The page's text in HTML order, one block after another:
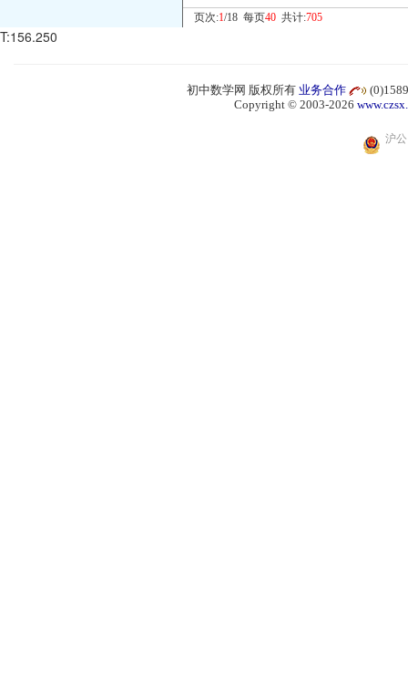
页次:1/18 每页40 共计:705
T:156.250
初中数学网 版权所有 业务合作
Copyright © 2003-2026
沪公